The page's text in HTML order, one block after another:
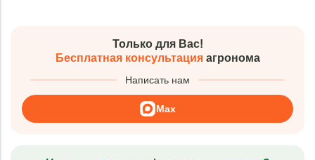
Только для Вас!
Бесплатная консультацияагронома
Написать нам
Max